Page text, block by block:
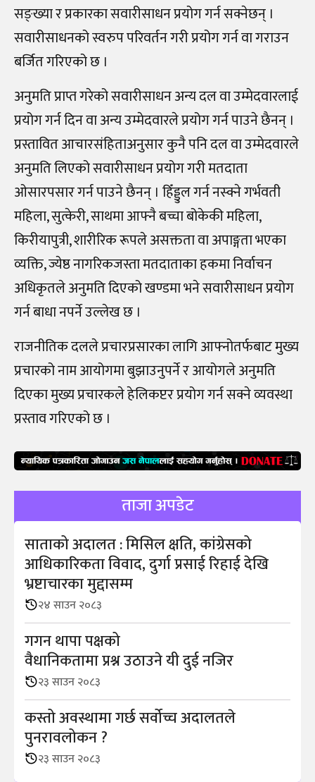
सङ्ख्या र प्रकारका सवारीसाधन प्रयोग गर्न सक्नेछन् ।
सवारीसाधनको स्वरुप परिवर्तन गरी प्रयोग गर्न वा गराउन
बर्जित गरिएको छ ।
अनुमति प्राप्त गरेको सवारीसाधन अन्य दल वा उम्मेदवारलाई
प्रयोग गर्न दिन वा अन्य उम्मेदवारले प्रयोग गर्न पाउने छैनन् ।
प्रस्तावित आचारसंहिताअनुसार कुनै पनि दल वा उम्मेदवारले
अनुमति लिएको सवारीसाधन प्रयोग गरी मतदाता
ओसारपसार गर्न पाउने छैनन् । हिँड्डुल गर्न नस्क्ने गर्भवती
महिला, सुत्केरी, साथमा आफ्नै बच्चा बोकेकी महिला,
किरीयापुत्री, शारीरिक रूपले असक्तता वा अपाङ्गता भएका
व्यक्ति, ज्येष्ठ नागरिकजस्ता मतदाताका हकमा निर्वाचन
अधिकृतले अनुमति दिएको खण्डमा भने सवारीसाधन प्रयोग
गर्न बाधा नपर्ने उल्लेख छ ।
राजनीतिक दलले प्रचारप्रसारका लागि आफ्नोतर्फबाट मुख्य
प्रचारको नाम आयोगमा बुझाउनुपर्ने र आयोगले अनुमति
दिएका मुख्य प्रचारकले हेलिकप्टर प्रयोग गर्न सक्ने व्यवस्था
प्रस्ताव गरिएको छ ।
ताजा अपडेट
साताको अदालत : मिसिल क्षति, कांग्रेसको
आधिकारिकता विवाद, दुर्गा प्रसाई रिहाई देखि
भ्रष्टाचारका मुद्दासम्म
२४ साउन २०८३
गगन थापा पक्षको
वैधानिकतामा प्रश्न उठाउने यी दुई नजिर
२३ साउन २०८३
कस्तो अवस्थामा गर्छ सर्वोच्च अदालतले
पुनरावलोकन ?
२३ साउन २०८३